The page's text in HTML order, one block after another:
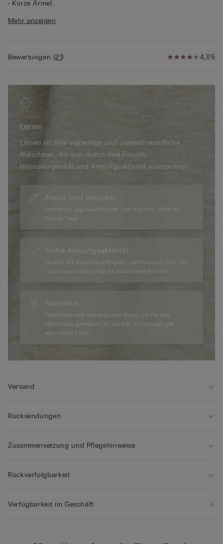
• Kurze Ärmel
• Normale Passform
Mehr anzeigen
4,7/5
Bewertungen (21)
Leinen
Leinen ist eine vielseitige und umweltfreundliche
Naturfaser, die sich durch ihre Frische,
Hypoallergenität und Atmungsaktivität auszeichnet.
Frisch und bequem
Leinen ist unglaublich kühl und bequem, ideal für
heisse Tage.
Hohe Atmungsaktivität
Nimmt die Körperfeuchtigkeit optimal auf, lässt die
Haut atmen und sorgt für maximalen Komfort.
Natürlich
Natürliche und ökologische Faser, die für alle
Hauttypen geeignet ist, perfekt für lässige und
sportliche Looks.
Versand
Rücksendungen
Zusammensetzung und Pflegehinweise
Rückverfolgbarkeit
Verfügbarkeit im Geschäft